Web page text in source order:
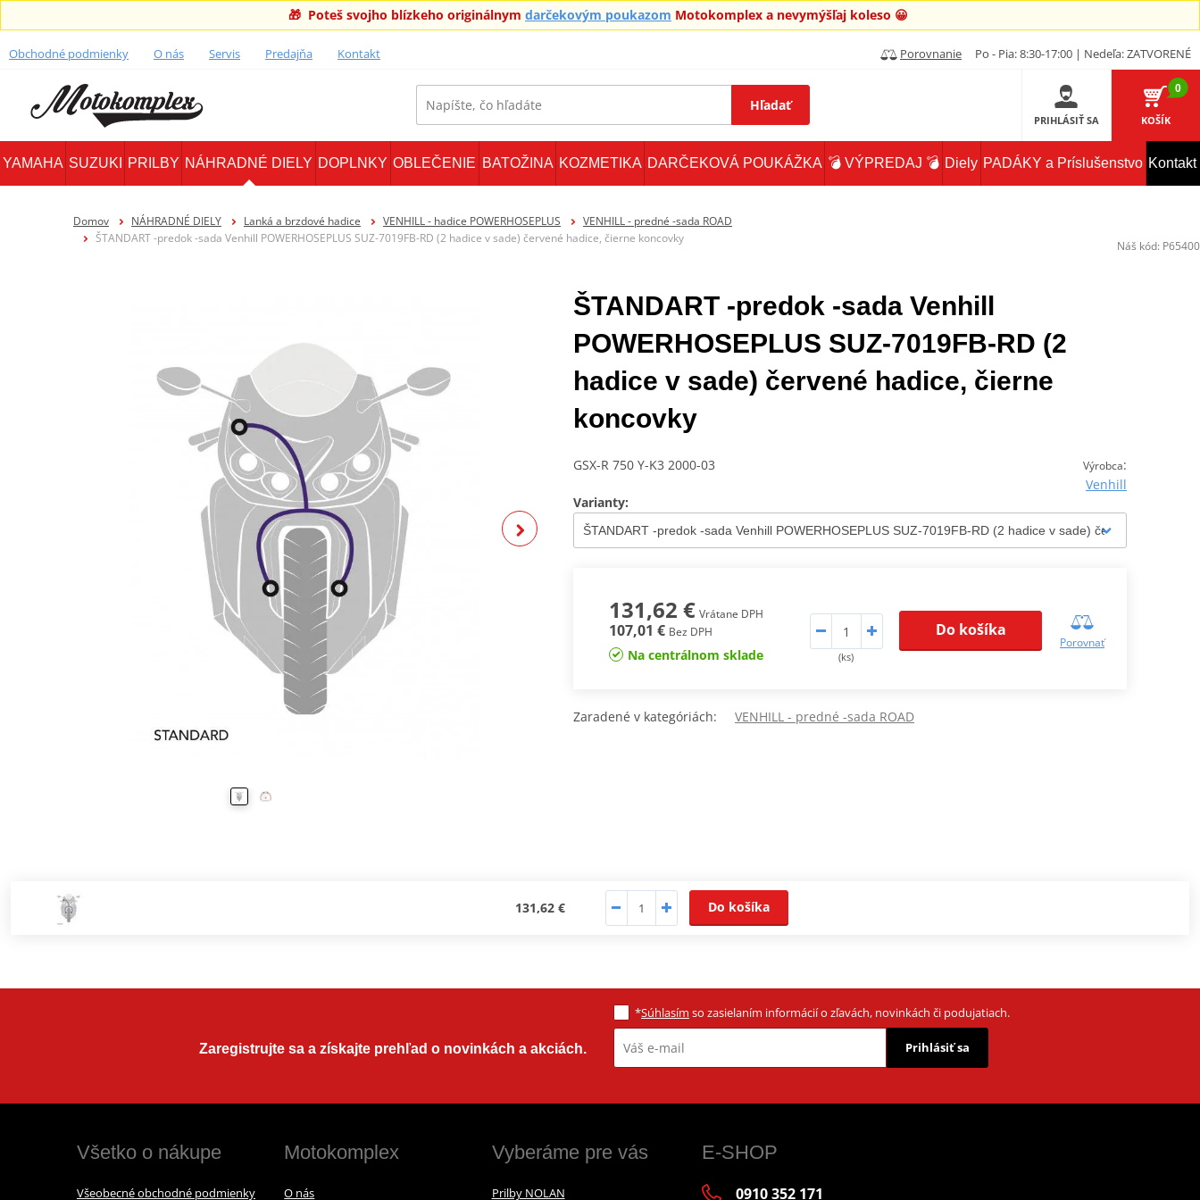
🎁 Poteš svojho blízkeho originálnym darčekovým poukazom Motokomplex a nevymýšľaj koleso 😀
Obchodné podmienky O nás Servis Predajňa Kontakt Porovnanie Po - Pia: 8:30-17:00 | Nedeľa: ZATVORENÉ
Hľadať
PRIHLÁSIŤ SA
0
KOŠÍK
YAMAHA SUZUKI PRILBY NÁHRADNÉ DIELY DOPLNKY OBLEČENIE BATOŽINA KOZMETIKA DARČEKOVÁ POUKÁŽKA 💣 VÝPREDAJ 💣 Diely PADÁKY a Príslušenstvo Kontakt
Domov NÁHRADNÉ DIELY Lanká a brzdové hadice VENHILL - hadice POWERHOSEPLUS
VENHILL - predné -sada ROAD
ŠTANDART -predok -sada Venhill POWERHOSEPLUS SUZ-7019FB-RD (2 hadice v sade) červené hadice, čierne koncovky
ŠTANDART -predok -sada Venhill
POWERHOSEPLUS SUZ-7019FB-RD (2
hadice v sade) červené hadice, čierne
koncovky
Výrobca:
Venhill
GSX-R 750 Y-K3 2000-03
Varianty:
131,62 € Vrátane DPH
107,01 € Bez DPH
Na centrálnom sklade (ks)
Do košíka
Porovnať
Zaradené v kategóriách: VENHILL - predné -sada ROAD
131,62 € Do košíka
Náš kód: P65400
Zaregistrujte sa a získajte prehľad o novinkách a akciách.
*Súhlasím so zasielaním informácií o zľavách, novinkách či podujatiach.
Prihlásiť sa
Všetko o nákupe
Všeobecné obchodné podmienky
Motokomplex
O nás
Vyberáme pre vás
Prilby NOLAN
E-SHOP
0910 352 171